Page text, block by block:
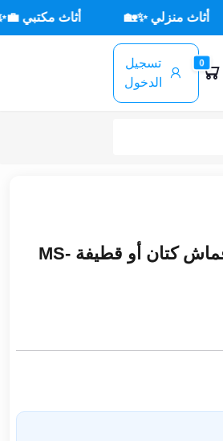
✨🏡 أثاث مكتبي 💼✨
0
تسجيل
الدخول
كنبة ثلاث مقاعد مودرن خشب زان أحمر وقماش كتان أو قطيفة MS-